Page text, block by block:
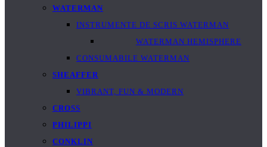
WATERMAN
INSTRUMENTE DE SCRIS WATERMAN
WATERMAN HEMISPHERE
CONSUMABILE WATERMAN
SHEAFFER
VIBRANT, FUN & MODERN
CROSS
PHILIPPI
CONKLIN